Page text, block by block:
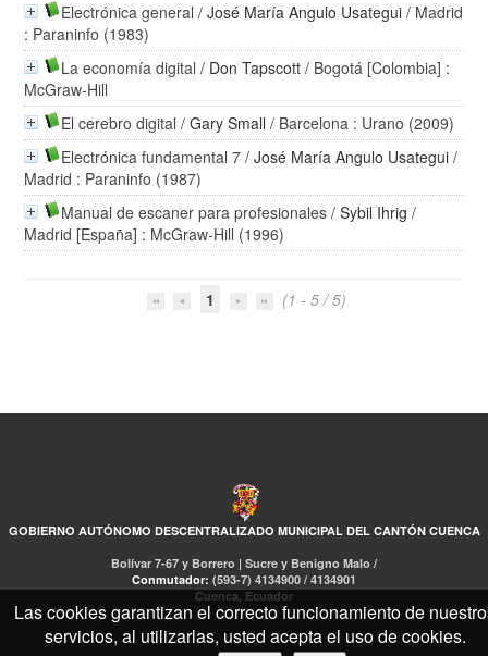
Electrónica general /José María Angulo Usategui / Madrid
: Paraninfo (1983)
La economía digital / Don Tapscott / Bogotá [Colombia] :
McGraw-Hill
El cerebro digital /Gary Small / Barcelona : Urano (2009)
Electrónica fundamental 7 /José María Angulo Usategui /
Madrid : Paraninfo (1987)
Manual de escaner para profesionales /Sybil Ihrig /
Madrid [España] : McGraw-Hill (1996)
1 (1 - 5 / 5)
GOBIERNO AUTÓNOMO DESCENTRALIZADO MUNICIPAL DEL CANTÓN CUENCA
Bolívar 7-67 y Borrero | Sucre y Benigno Malo /
Conmutador: (593-7) 4134900 / 4134901
Cuenca, Ecuador
Las cookies garantizan el correcto funcionamiento de
servicios, al utilizarlas, usted acepta el uso de cookies.